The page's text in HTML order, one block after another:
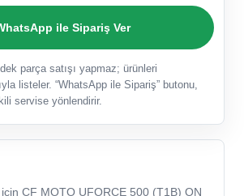
ile Sipariş Ver
parça satışı yapmaz; ürünleri
listeler. “WhatsApp ile Sipariş” butonu,
servise yönlendirir.
CF MOTO UFORCE 500 (T1B) ON